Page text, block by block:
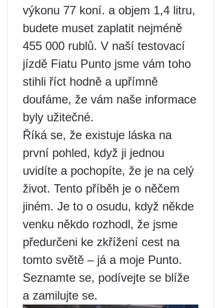
výkonu 77 koní. a objem 1,4 litru,
budete muset zaplatit nejméně
455 000 rublů. V naší testovací
jízdě Fiatu Punto jsme vám toho
stihli říct hodně a upřímně
doufáme, že vám naše informace
byly užitečné.
Říká se, že existuje láska na
první pohled, když ji jednou
uvidíte a pochopíte, že je na celý
život. Tento příběh je o něčem
jiném. Je to o osudu, když někde
venku někdo rozhodl, že jsme
předurčeni ke zkřížení cest na
tomto světě – já a moje Punto.
Seznamte se, podívejte se blíže
a zamilujte se.